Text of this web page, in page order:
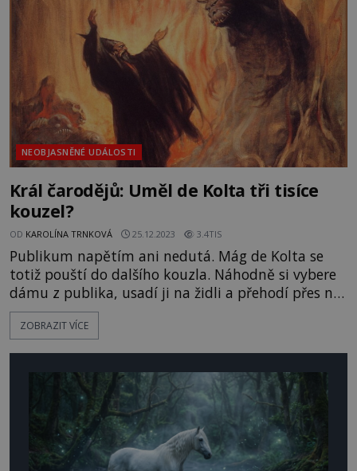
s anděly,“ namítá Kelley. D
NEOBJASNĚNÉ UDÁLOSTI
Král čarodějů: Uměl de Kolta tři tisíce
kouzel?
OD KAROLÍNA TRNKOVÁ 25.12.2023 3.4TIS
Publikum napětím ani nedutá. Mág de Kolta se
totiž pouští do dalšího kouzla. Náhodně si vybere
dámu z publika, usadí ji na židli a přehodí přes ni
kus látky. „A teď ji nechám zmizet,“ pronese a
strhne přikrývku. Židle je skutečně prázdná! O
neuvěřitelnější kousky. [gallery size="full"
ids="135404,135401,1
ZOBRAZIT VÍCE